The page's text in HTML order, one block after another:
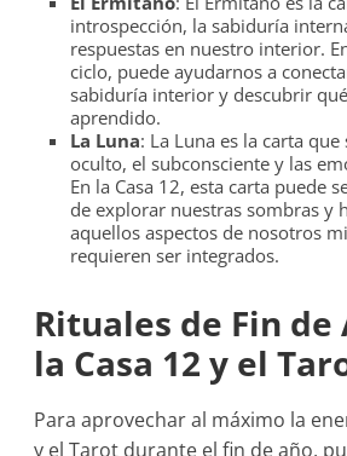
introspección, la sabiduría
respuestas en nuestro interior.
ciclo, puede ayudarnos a
sabiduría interior y descubrir
aprendido.
La Luna: La Luna es la carta
oculto, el subconsciente y las
En la Casa 12, esta carta puede
de explorar nuestras sombras y
aquellos aspectos de nosotros
requieren ser integrados.
Rituales de Fin de
la Casa 12 y el
Para aprovechar al máximo la
y el Tarot durante el fin de año,